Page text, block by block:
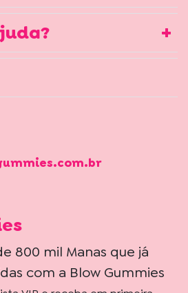
800 mil Manas que já
com a Blow Gummies